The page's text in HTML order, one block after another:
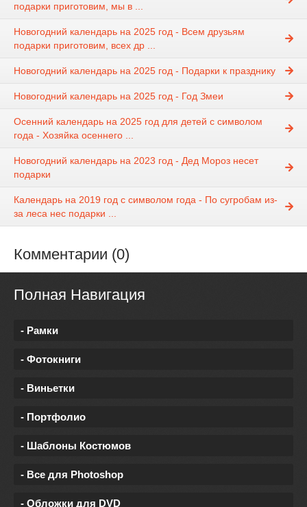
подарки приготовим, мы в ...
Новогодний календарь на 2025 год - Всем друзьям
подарки приготовим, всех др ...
Новогодний календарь на 2025 год - Подарки к празднику
Новогодний календарь на 2025 год - Год Змеи
Осенний календарь на 2025 год для детей с символом
года - Хозяйка осеннего ...
Новогодний календарь на 2023 год - Дед Мороз несет
подарки
Календарь на 2019 год с символом года - По сугробам из-
за леса нес подарки ...
Комментарии (0)
Полная Навигация
- Рамки
- Фотокниги
- Виньетки
- Портфолио
- Шаблоны Костюмов
- Все для Photoshop
- Обложки для DVD